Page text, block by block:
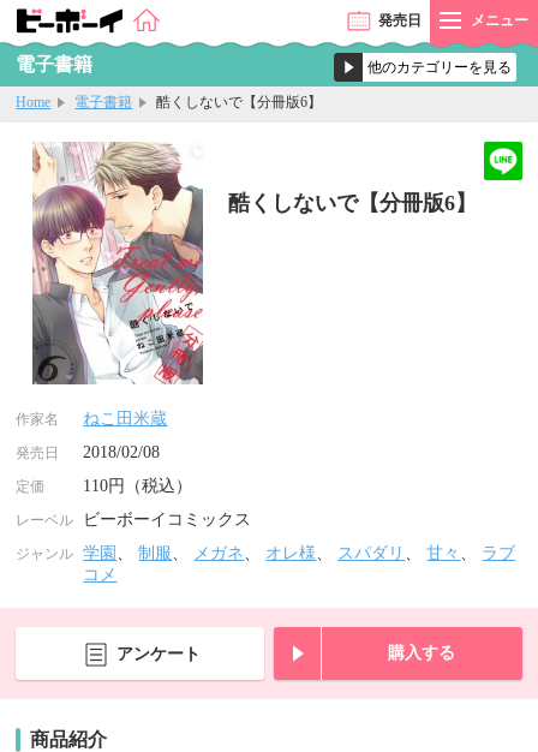
発売日 メニュー
電子書籍
Home 電子書籍 酷くしないで【分冊版6】
酷くしないで【分冊版6】
作家名 ねこ田米蔵
発売日 2018/02/08
定価 110円（税込）
レーベル ビーボーイコミックス
ジャンル 学園 、制服、 メガネ、 オレ様、 スパダリ 、甘々 、 ラブ
コメ
アンケート 購入する
商品紹介